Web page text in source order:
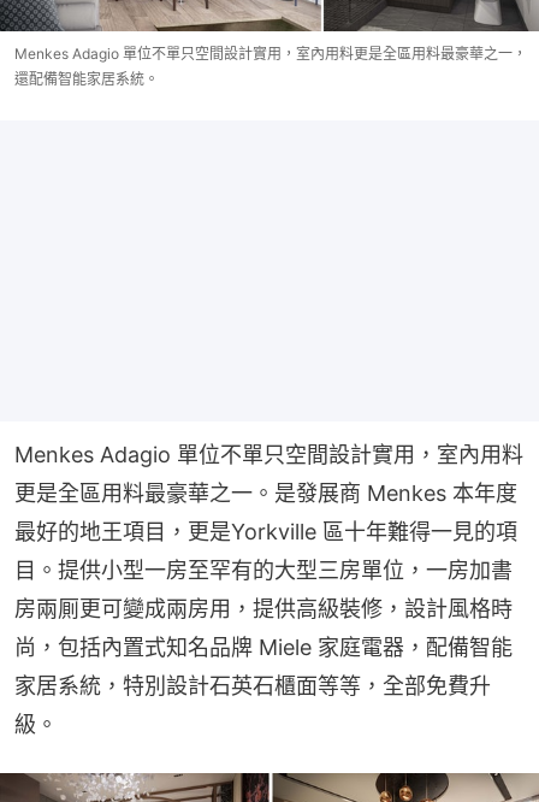
Menkes Adagio 單位不單只空間設計實用，室內用料更是全區用料最豪華之一，
還配備智能家居系統。
Menkes Adagio 單位不單只空間設計實用，室內用料
更是全區用料最豪華之一。是發展商 Menkes 本年度
最好的地王項目，更是Yorkville 區十年難得一見的項
目。提供小型一房至罕有的大型三房單位，一房加書
房兩厠更可變成兩房用，提供高級裝修，設計風格時
尚，包括內置式知名品牌 Miele 家庭電器，配備智能
家居系統，特別設計石英石櫃面等等，全部免費升
級。